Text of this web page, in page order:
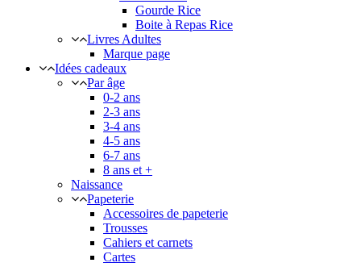
Gourde Rice
Boite à Repas Rice
Livres Adultes
Marque page
Idées cadeaux
Par âge
0-2 ans
2-3 ans
3-4 ans
4-5 ans
6-7 ans
8 ans et +
Naissance
Papeterie
Accessoires de papeterie
Trousses
Cahiers et carnets
Cartes